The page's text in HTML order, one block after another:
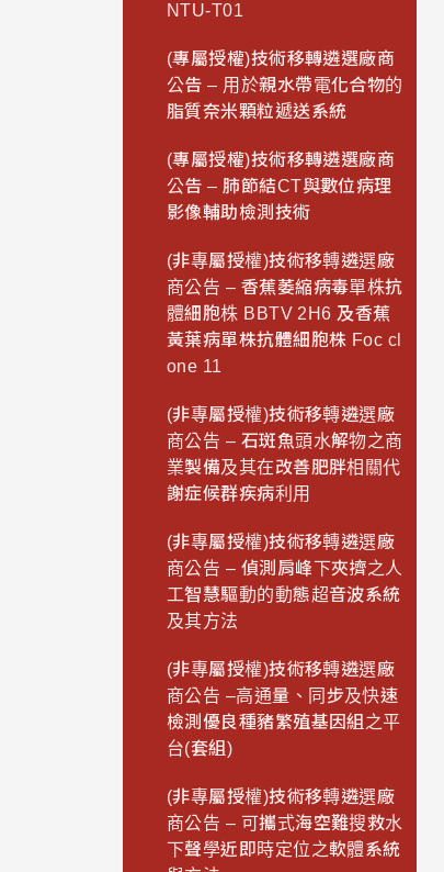
NTU-T01
(專屬授權)技術移轉遴選廠商
公告 – 用於親水帶電化合物的
脂質奈米顆粒遞送系統
(專屬授權)技術移轉遴選廠商
公告 – 肺節結CT與數位病理
影像輔助檢測技術
(非專屬授權)技術移轉遴選廠
商公告 – 香蕉萎縮病毒單株抗
體細胞株 BBTV 2H6 及香蕉
黃葉病單株抗體細胞株 Foc cl
one 11
(非專屬授權)技術移轉遴選廠
商公告 – 石斑魚頭水解物之商
業製備及其在改善肥胖相關代
謝症候群疾病利用
(非專屬授權)技術移轉遴選廠
商公告 – 偵測肩峰下夾擠之人
工智慧驅動的動態超音波系統
及其方法
(非專屬授權)技術移轉遴選廠
商公告 –高通量、同步及快速
檢測優良種豬繁殖基因組之平
台(套組)
(非專屬授權)技術移轉遴選廠
商公告 – 可攜式海空難搜救水
下聲學近即時定位之軟體系統